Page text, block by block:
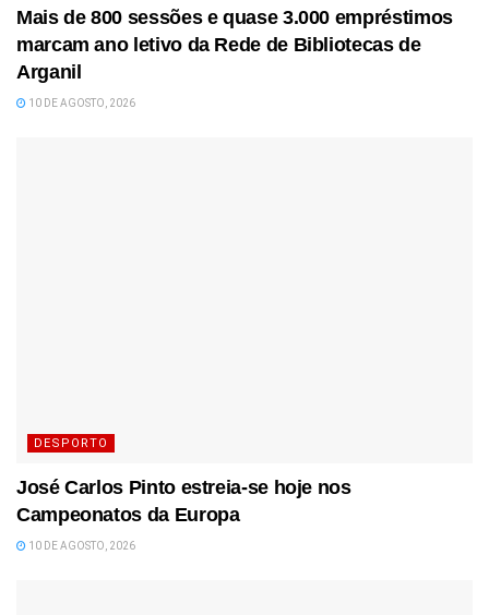
Mais de 800 sessões e quase 3.000 empréstimos
marcam ano letivo da Rede de Bibliotecas de
Arganil
10 DE AGOSTO, 2026
DESPORTO
José Carlos Pinto estreia-se hoje nos
Campeonatos da Europa
10 DE AGOSTO, 2026